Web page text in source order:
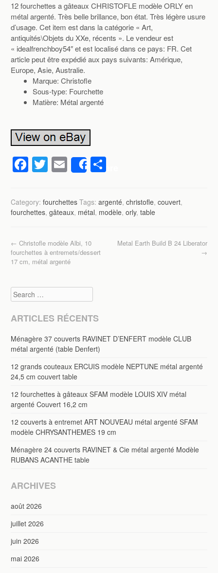
12 fourchettes a gâteaux CHRISTOFLE modèle ORLY en
métal argenté. Très belle brillance, bon état. Très légère usure
d’usage. Cet item est dans la catégorie « Art,
antiquités\Objets du XXe, récents ». Le vendeur est
« idealfrenchboy54″ et est localisé dans ce pays: FR. Cet
article peut être expédié aux pays suivants: Amérique,
Europe, Asie, Australie.
Marque: Christofle
Sous-type: Fourchette
Matière: Métal argenté
F
a
c
e
o
o
T
wi
tt
er
E
m
ail
Share
ta
g
Category:fourchettes Tags:argenté,christofle,couvert,
fourchettes,gâteaux, métal, modèle,orly,table
Post navigation
← Christofle modèle Albi, 10
fourchettes à entremets/dessert
17 cm, métal argenté
Metal Earth Build B 24 Liberator
→
Search
ARTICLES RÉCENTS
Ménagère 37 couverts RAVINET D’ENFERT modèle CLUB
métal argenté (table Denfert)
12 grands couteaux ERCUIS modèle NEPTUNE métal argenté
24,5 cm couvert table
12 fourchettes à gâteaux SFAM modèle LOUIS XIV métal
argenté Couvert 16,2 cm
12 couverts à entremet ART NOUVEAU métal argenté SFAM
modèle CHRYSANTHEMES 19 cm
Ménagère 24 couverts RAVINET & Cie métal argenté Modèle
RUBANS ACANTHE table
ARCHIVES
août 2026
juillet 2026
juin 2026
mai 2026